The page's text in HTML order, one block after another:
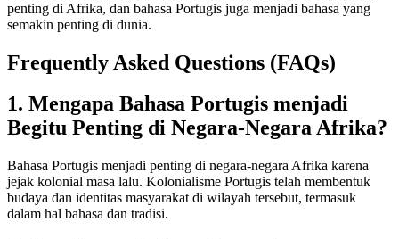
penting di Afrika, dan bahasa Portugis juga menjadi bahasa yang
semakin penting di dunia.
Frequently Asked Questions (FAQs)
1. Mengapa Bahasa Portugis menjadi
Begitu Penting di Negara-Negara Afrika?
Bahasa Portugis menjadi penting di negara-negara Afrika karena
jejak kolonial masa lalu. Kolonialisme Portugis telah membentuk
budaya dan identitas masyarakat di wilayah tersebut, termasuk
dalam hal bahasa dan tradisi.